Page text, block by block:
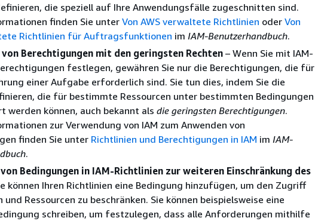
die speziell auf Ihre Anwendungsfälle zugeschnitten sind.
finden Sie unterVon AWS verwaltete Richtlinien oder Von
Richtlinien für Auftragsfunktionen im IAM-Benutzerhandbuch.
von Berechtigungen mit den geringsten Rechten – Wenn Sie mit IAM-
festlegen, gewähren Sie nur die Berechtigungen, die für
einer Aufgabe erforderlich sind. Sie tun dies, indem Sie die
die für bestimmte Ressourcen unter bestimmten Bedingungen
werden können, auch bekannt als die geringsten Berechtigungen.
zur Verwendung von IAM zum Anwenden von
finden Sie unter Richtlinien und Berechtigungen in IAM im IAM-
.
Bedingungen in IAM-Richtlinien zur weiteren Einschränkung des
können Ihren Richtlinien eine Bedingung hinzufügen, um den Zugriff
Ressourcen zu beschränken. Sie können beispielsweise eine
schreiben, um festzulegen, dass alle Anforderungen mithilfe